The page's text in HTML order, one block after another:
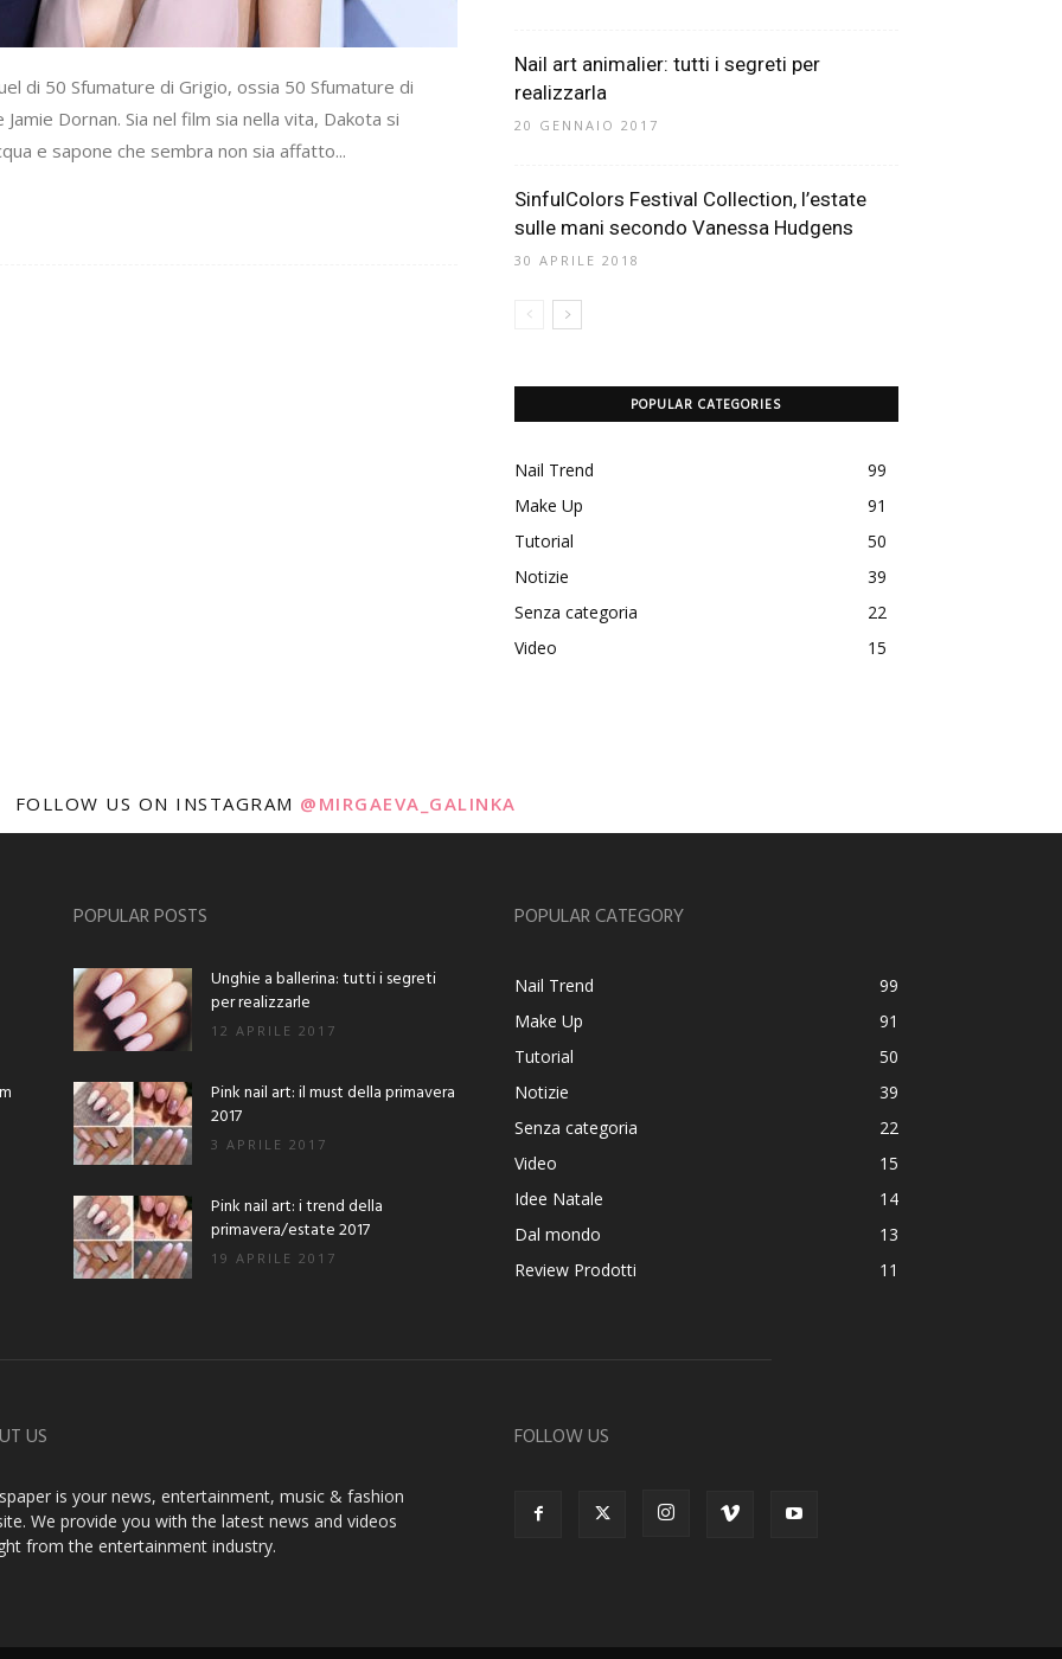
di 50 Sfumature di Grigio, ossia 50 Sfumature di
Dornan. Sia nel film sia nella vita, Dakota si
e sapone che sembra non sia affatto...
Nail art animalier: tutti i segreti per
realizzarla
20 GENNAIO 2017
SinfulColors Festival Collection, l’estate
sulle mani secondo Vanessa Hudgens
30 APRILE 2018
POPULAR CATEGORIES
Nail Trend
99
Make Up
91
Tutorial
50
Notizie
39
Senza categoria
22
Video
15
FOLLOW US ON INSTAGRAM @MIRGAEVA_GALINKA
POPULAR POSTS
Unghie a ballerina: tutti i segreti
per realizzarle
12 APRILE 2017
Pink nail art: il must della primavera
2017
3 APRILE 2017
Pink nail art: i trend della
primavera/estate 2017
19 APRILE 2017
POPULAR CATEGORY
Nail Trend
99
Make Up
91
Tutorial
50
Notizie
39
Senza categoria
22
Video
15
Idee Natale
14
Dal mondo
13
Review Prodotti
11
US
is your news, entertainment, music & fashion
We provide you with the latest news and videos
from the entertainment industry.
FOLLOW US